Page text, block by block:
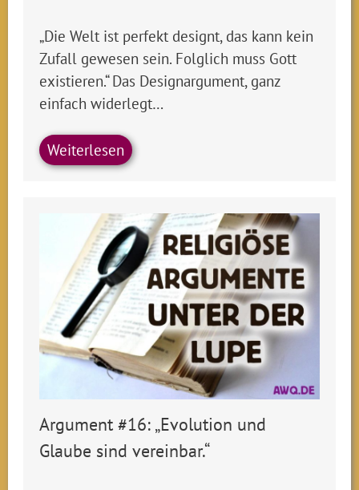
„Die Welt ist perfekt designt, das kann kein
Zufall gewesen sein. Folglich muss Gott
existieren.“ Das Designargument, ganz
einfach widerlegt…
Weiterlesen
Argument #16: „Evolution und
Glaube sind vereinbar.“